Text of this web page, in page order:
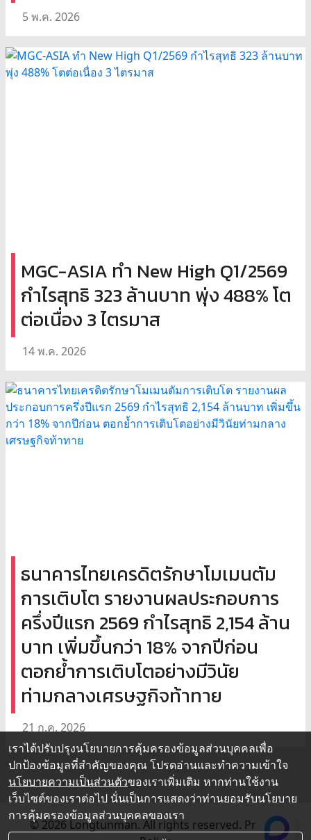
5 พ.ค. 2026
MGC-ASIA ทำ New High Q1/2569
กำไรสุทธิ 323 ล้านบาท พุ่ง 488% โต
ต่อเนื่อง 3 ไตรมาส
14 พ.ค. 2026
ธนาคารไทยเครดิตรักษาโมเมนตัม
การเติบโต รายงานผลประกอบการ
ครึ่งปีแรก 2569 กำไรสุทธิ 2,154 ล้าน
บาท เพิ่มขึ้นกว่า 18% จากปีก่อน
ตอกย้ำการเติบโตอย่างมีวินัย
ท่ามกลางเศรษฐกิจท้าทาย
21 ก.ค. 2026
© 2026 Longtunman. All rights reserved. Privacy
เราได้ปรับปรุงนโยบายการคุ้มครองข้อมูลส่วนบุคคลเพื่อ
ปกป้องข้อมูลที่สำคัญของคุณ โปรดอ่านและทำความเข้าใจ
นโยบายความเป็นส่วนตัวของเราเพิ่มเติม หากท่านใช้งาน
เว็บไซต์ของเราต่อไป นั่นเป็นการแสดงว่าท่านยอมรับนโยบาย
การคุ้มครองข้อมูลส่วนบุคคลของเรา